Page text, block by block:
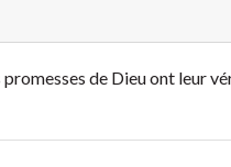
de Dieu ont leur